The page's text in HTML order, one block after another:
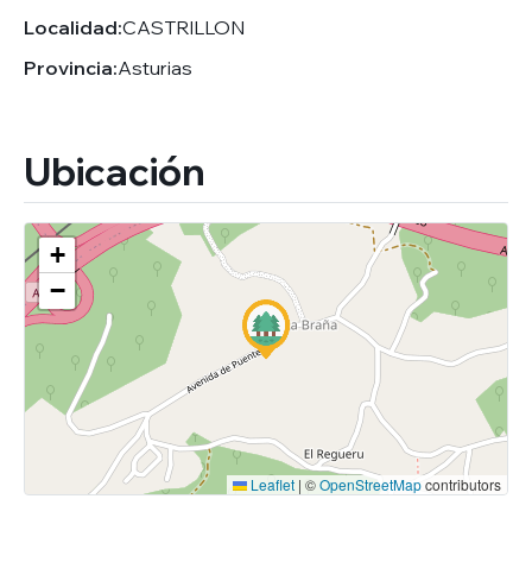
Localidad:CASTRILLON
Provincia:Asturias
Ubicación
+
−
Leaflet | ©OpenStreetMapcontributors